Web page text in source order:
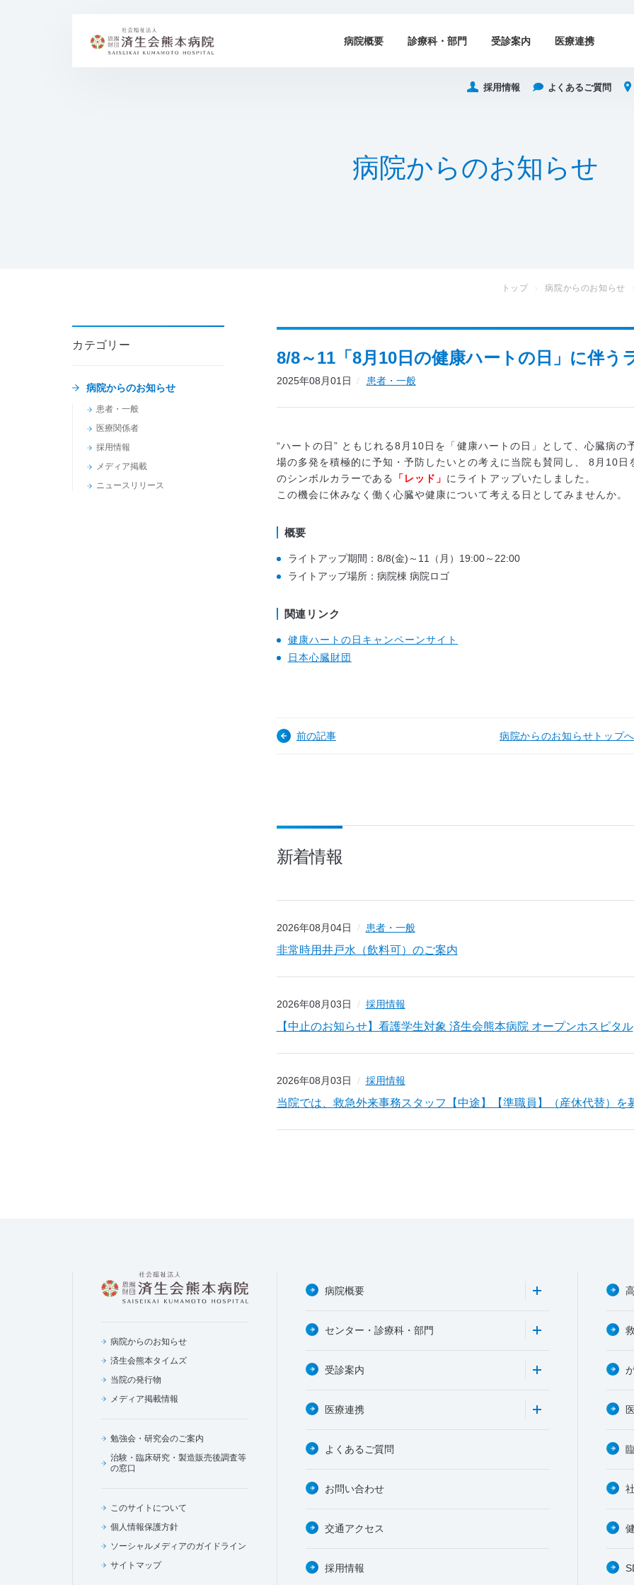
病院概要 診療科・部門 受診案内 医療連携
採用情報 よくあるご質問
病院からのお知 らせ
カテゴリー
病院からのお知らせ
患者・一般
医療関係者
採用情報
メディア掲載
ニュースリリース
トップ 病院からのお知らせ
8/8～11「8月10日の健康ハートの日」に伴う
2025年08月01日 患者・一般
“ハートの日” ともじれる8月10日を「健康ハートの日」として、心臓病
場の多発を積極的に予知・予防したいとの考えに当院も賛同し、 8月10
のシンボルカラーである
「レッド」 にライトアップいたしました。
この機会に休みなく働く心臓や健康について考える日としてみませんか。
概要
ライトアップ期間：8/8(金)～11（月）19:00～22:00
ライトアップ場所：病院棟 病院ロゴ
関連リンク
健康ハートの日キャンペーンサイト
日本心臓財団
前の記事 病院からのお知らせトップ
新着情報
2026年08月04日 患者・一般
非常時用井戸水（飲料可）のご案内
2026年08月03日 採用情報
【中止のお知らせ】看護学生対象 済生会熊本病院 オープンホスピタル
2026年08月03日 採用情報
当院では、救急外来事務スタッフ【中途】【準職員】（産休代替）を
病院からのお知らせ
済生会熊本タイムズ
当院の発行物
メディア掲載情報
勉強会・研究会のご案内
治験・臨床研究・製造販売後調査等
の窓口
このサイトについて
個人情報保護方針
ソーシャルメディアのガイドライン
サイトマップ
病院概要
センター・診療科・部門
受診案内
医療連携
よくあるご質問
お問い合わせ
交通アクセス
採用情報